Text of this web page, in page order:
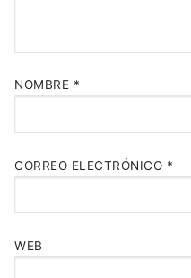
NOMBRE *
CORREO ELECTRÓNICO *
WEB